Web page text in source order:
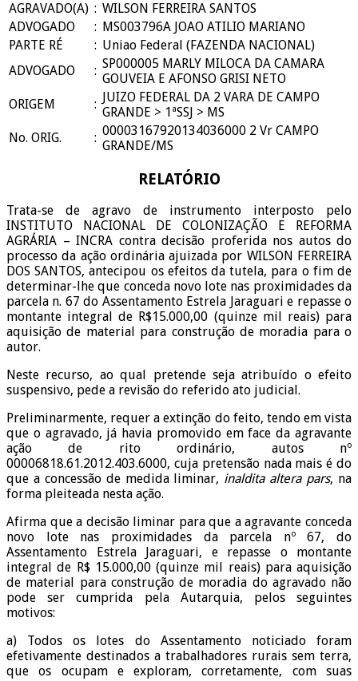
AGRAVADO(A) : WILSON FERREIRA SANTOS
ADVOGADO
: MS003796A JOAO ATILIO MARIANO
PARTE RÉ
: Uniao Federal (FAZENDA NACIONAL)
ADVOGADO
: SP000005 MARLY MILOCA DA CAMARA
GOUVEIA E AFONSO GRISI NETO
ORIGEM
: JUIZO FEDERAL DA 2 VARA DE CAMPO
GRANDE > 1ªSSJ > MS
No. ORIG.
: 00003167920134036000 2 Vr CAMPO
GRANDE/MS
RELATÓRIO
Trata-se de agravo de instrumento interposto pelo
INSTITUTO NACIONAL DE COLONIZAÇÃO E REFORMA
AGRÁRIA – INCRA contra decisão proferida nos autos do
processo da ação ordinária ajuizada por WILSON FERREIRA
DOS SANTOS, antecipou os efeitos da tutela, para o fim de
determinar-lhe que conceda novo lote nas proximidades da
parcela n. 67 do Assentamento Estrela Jaraguari e repasse o
montante integral de R$15.000,00 (quinze mil reais) para
aquisição de material para construção de moradia para o
autor.
Neste recurso, ao qual pretende seja atribuído o efeito
suspensivo, pede a revisão do referido ato judicial.
Preliminarmente, requer a extinção do feito, tendo em vista
que o agravado, já havia promovido em face da agravante
ação de rito ordinário, autos nº
00006818.61.2012.403.6000, cuja pretensão nada mais é do
que a concessão de medida liminar, inaldita altera pars, na
forma pleiteada nesta ação.
Afirma que a decisão liminar para que a agravante conceda
novo lote nas proximidades da parcela nº 67, do
Assentamento Estrela Jaraguari, e repasse o montante
integral de R$ 15.000,00 (quinze mil reais) para aquisição
de material para construção de moradia do agravado não
pode ser cumprida pela Autarquia, pelos seguintes
motivos:
a) Todos os lotes do Assentamento noticiado foram
efetivamente destinados a trabalhadores rurais sem terra,
que os ocupam e exploram, corretamente, com suas